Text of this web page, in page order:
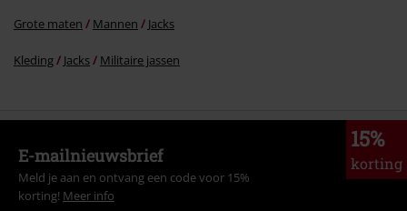
Grote maten Mannen Jacks
Kleding Jacks Militaire jassen
15%
korting
E-mailnieuwsbrief
Meld je aan en ontvang een code voor 15%
korting! Meer info